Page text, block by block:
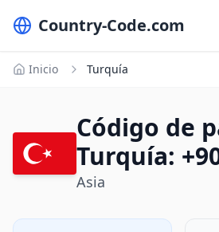
Country-Code.com
Inicio Turquía
Código de
Turquía:
Asia